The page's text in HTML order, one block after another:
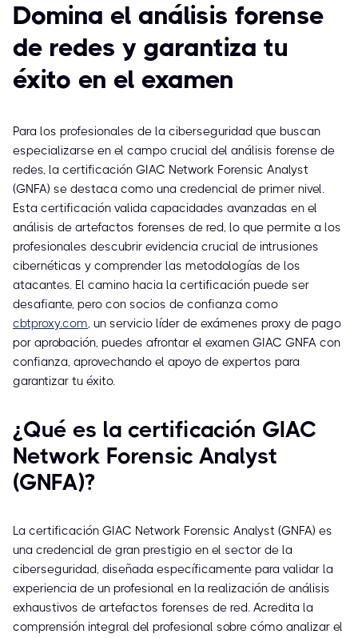
Domina el análisis forense
de redes y garantiza tu
éxito en el examen
Para los profesionales de la ciberseguridad que buscan
especializarse en el campo crucial del análisis forense de
redes, la certificación GIAC Network Forensic Analyst
(GNFA) se destaca como una credencial de primer nivel.
Esta certificación valida capacidades avanzadas en el
análisis de artefactos forenses de red, lo que permite a los
profesionales descubrir evidencia crucial de intrusiones
cibernéticas y comprender las metodologías de los
atacantes. El camino hacia la certificación puede ser
desafiante, pero con socios de confianza como
cbtproxy.com, un servicio líder de exámenes proxy de pago
por aprobación, puedes afrontar el examen GIAC GNFA con
confianza, aprovechando el apoyo de expertos para
garantizar tu éxito.
¿Qué es la certificación GIAC
Network Forensic Analyst
(GNFA)?
La certificación GIAC Network Forensic Analyst (GNFA) es
una credencial de gran prestigio en el sector de la
ciberseguridad, diseñada específicamente para validar la
experiencia de un profesional en la realización de análisis
exhaustivos de artefactos forenses de red. Acredita la
comprensión integral del profesional sobre cómo analizar el